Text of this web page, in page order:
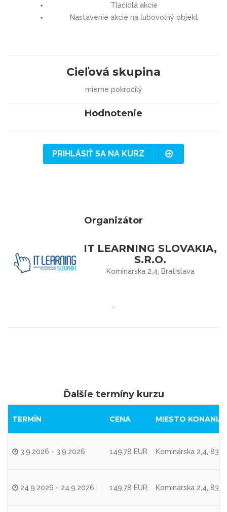
Tlačidlá akcie
Nastavenie akcie na ľubovoľný objekt
Cieľová skupina
mierne pokročilý
Hodnotenie
PRIHLÁSIŤ SA NA KURZ
Organizátor
IT LEARNING SLOVAKIA,
S.R.O.
Kominárska 2,4, Bratislava
Ďalšie termíny kurzu
TERMÍN CENA MIESTO KONANIA
3.9.2026 - 3.9.2026 149,78 EUR Kominárska 2,4,
24.9.2026 - 24.9.2026 149,78 EUR Kominárska 2,4,